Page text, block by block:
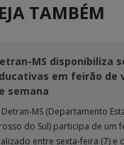
TAMBÉM
MS disponibiliza
em feirão de
semana
Detran-MS (Departamento
do Sul) participa de um
entre sexta-feira (7) e